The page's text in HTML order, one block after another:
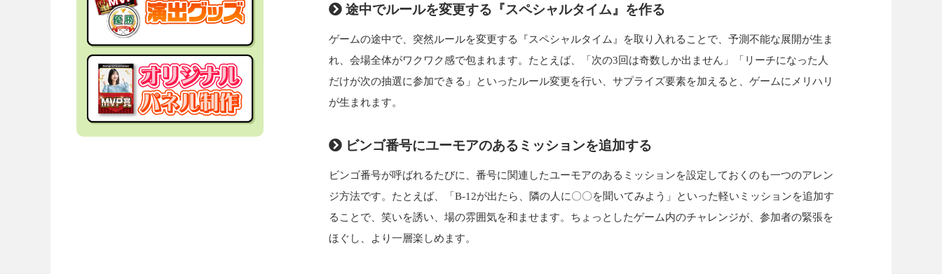
金運アップ！？景品
男性向け景品
女性向け景品
福利厚生・インセンティブ
結婚式の景品
忘年会の景品
途中でルールを変更する『スペシャルタイム』を作る
ゲームの途中で、突然ルールを変更する『スペシャルタイム』を取り入れることで、予測不能な展開が生ま
れ、会場全体がワクワク感で包まれます。たとえば、「次の3回は奇数しか出ません」「リーチになった人
だけが次の抽選に参加できる」といったルール変更を行い、サプライズ要素を加えると、ゲームにメリハリ
が生まれます。
ビンゴ番号にユーモアのあるミッションを追加する
ビンゴ番号が呼ばれるたびに、番号に関連したユーモアのあるミッションを設定しておくのも一つのアレン
ジ方法です。たとえば、「B-12が出たら、隣の人に〇〇を聞いてみよう」といった軽いミッションを追加す
ることで、笑いを誘い、場の雰囲気を和ませます。ちょっとしたゲーム内のチャレンジが、参加者の緊張を
ほぐし、より一層楽しめます。